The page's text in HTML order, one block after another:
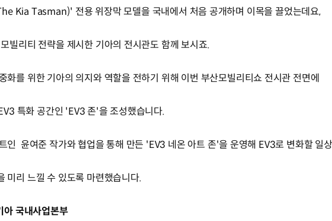
Kia Tasman)' 전용 위장막 모델을 국내에서 처음 공개하며 이목을 끌었는데요,
빌리티 전략을 제시한 기아의 전시관도 함께 보시죠.
화를 위한 기아의 의지와 역할을 전하기 위해 이번 부산모빌리티쇼 전시관 전면에
특화 공간인 'EV3 존'을 조성했습니다.
인 윤여준 작가와 협업을 통해 만든 'EV3 네온 아트 존'을 운영해 EV3로 변화할 일
미리 느낄 수 있도록 마련했습니다.
아 국내사업본부